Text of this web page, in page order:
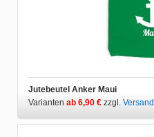
Jutebeutel Anker Maui
Varianten ab 6,90 € zzgl. Versand